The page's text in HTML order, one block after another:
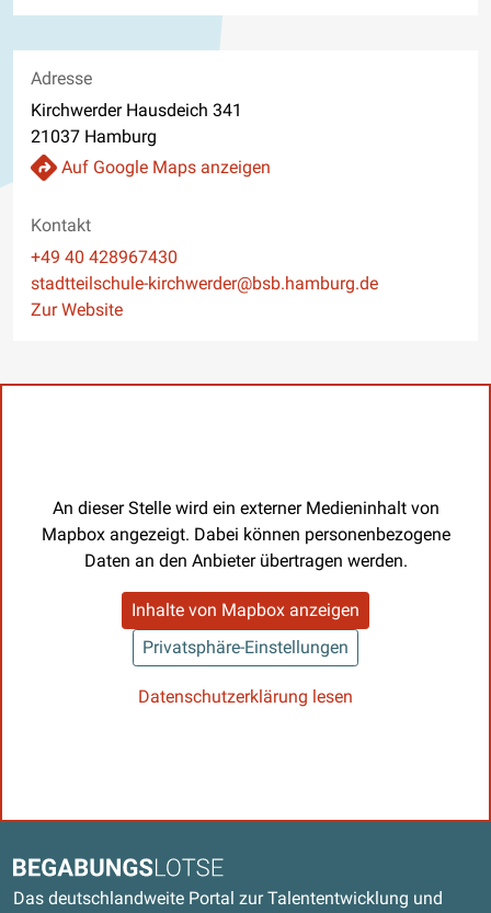
Adresse
Kirchwerder Hausdeich 341
21037 Hamburg
Auf Google Maps anzeigen
Kontakt
Telefon
+49 40 428967430
E-Mail
stadtteilschule-kirchwerder@bsb.hamburg.de
Website
Zur Website
An dieser Stelle wird ein externer Medieninhalt von
Mapbox angezeigt. Dabei können personenbezogene
Daten an den Anbieter übertragen werden.
Inhalte von Mapbox anzeigen
Privatsphäre-Einstellungen
Datenschutzerklärung lesen
Begabungslotse
Das deutschlandweite Portal zur Talententwicklung und